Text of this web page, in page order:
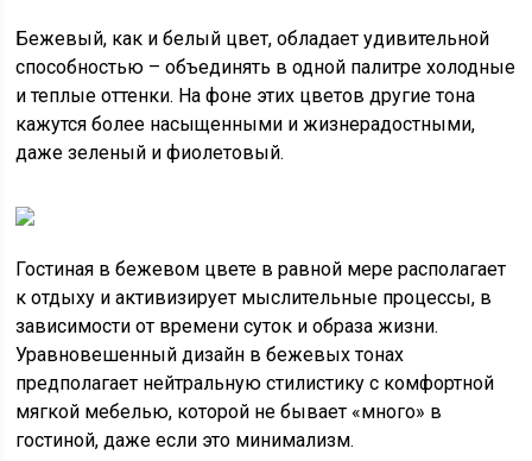
Бежевый, как и белый цвет, обладает удивительной
способностью – объединять в одной палитре холодные
и теплые оттенки. На фоне этих цветов другие тона
кажутся более насыщенными и жизнерадостными,
даже зеленый и фиолетовый.
Гостиная в бежевом цвете в равной мере располагает
к отдыху и активизирует мыслительные процессы, в
зависимости от времени суток и образа жизни.
Уравновешенный дизайн в бежевых тонах
предполагает нейтральную стилистику с комфортной
мягкой мебелью, которой не бывает «много» в
гостиной, даже если это минимализм.